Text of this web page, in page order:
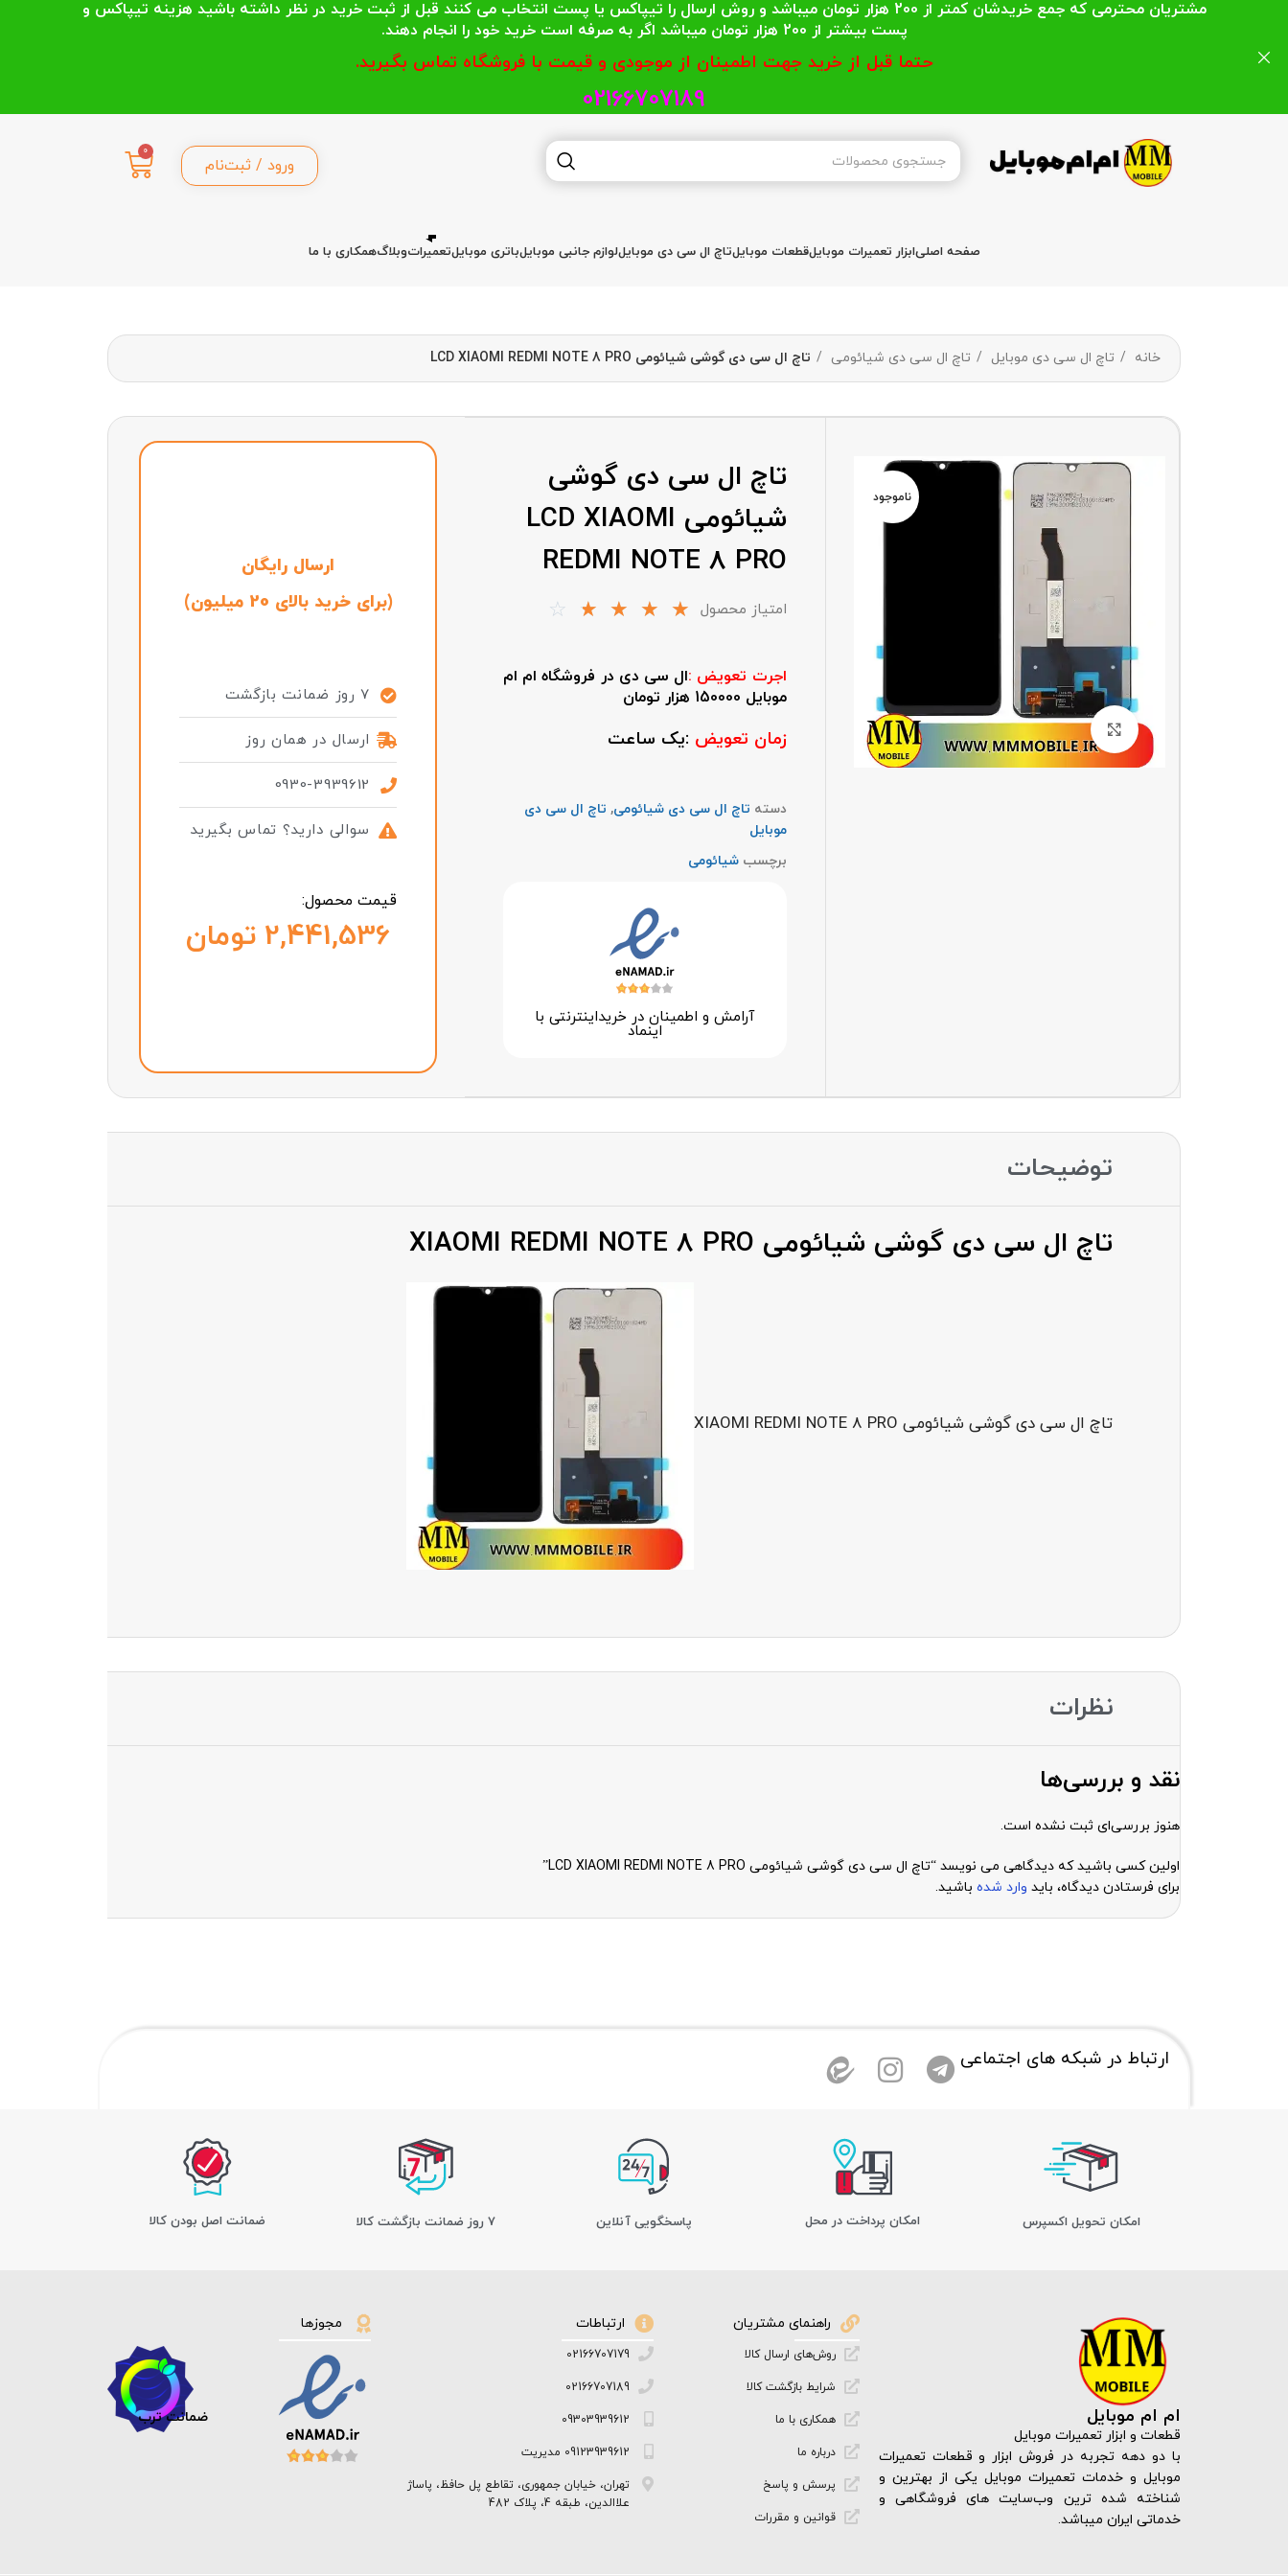
ورود / ثبت‌نام
0
صفحه اصلیابزار تعمیرات موبایلقطعات موبایلتاچ ال سی دی موبایللوازم جانبی موبایلباتری موبایلتعمیراتوبلاگهمکاری با ما
خانه تاچ ال سی دی موبایل تاچ ال سی دی شیائومی تاچ ال سی دی گوشی شیائومی LCD XIAOMI REDMI NOTE 8 PRO
ناموجو
ناموجود
بزرگنمایی تصویر
تاچ ال سی دی گوشی
شیائومی LCD XIAOMI
REDMI NOTE 8 PRO
امتیاز محصول ☆
☆
☆
☆
☆
اجرت تعویض :ال سی دی در فروشگاه ام ام
موبایل 150000 هزار تومان
زمان تعویض :یک ساعت
دسته تاچ ال سی دی شیائومی, تاچ ال سی دی
موبایل
برچسب شیائومی
آرامش و اطمینان در خرید‌اینترنتی با
اینماد
ارسال رایگان
(برای خرید بالای 20 میلیون)
7 روز ضمانت بازگشت
ارسال در همان روز
0930-3939612
سوالی دارید؟ تماس بگیرید
قیمت محصول:
تومان
توضیحات
تاچ ال سی دی گوشی شیائومی XIAOMI REDMI NOTE 8 PRO
تاچ ال سی دی گوشی شیائومی XIAOMI REDMI NOTE 8 PRO
نظرات
نقد و بررسی‌ها
هنوز بررسی‌ای ثبت نشده است.
اولین کسی باشید که دیدگاهی می نویسد “تاچ ال سی دی گوشی شیائومی LCD XIAOMI REDMI NOTE 8 PRO”
برای فرستادن دیدگاه، باید وارد شده باشید.
ارتباط در شبکه های اجتماعی
اﻣﮑﺎن ﺗﺤﻮﯾﻞ اﮐﺴﭙﺮس امکان پرداخت در محل پاسخگویی آنلاین 7 روز ضمانت بازگشت کالا ﺿﻤﺎﻧﺖ اﺻﻞ ﺑﻮدن ﮐﺎﻟﺎ
ام ام موبایل
قطعات و ابزار تعمیرات موبایل
با دو دهه تجربه در فروش ابزار و قطعات تعمیرات
موبایل و خدمات تعمیرات موبایل یکی از بهترین و
شناخته شده ترین وب‌سایت های فروشگاهی و
خدماتی ایران میباشد.
راهنمای مشتریان
روش‌های ارسال کالا
شرایط بازگشت کالا
همکاری با ما
درباره ما
پرسش و پاسخ
قوانین و مقررات
ارتباطات
02166707179
02166707189
09303939612
09123939612 مدیریت
تهران، خیابان جمهوری، تقاطع پل حافظ، پاساژ
علاالدین، طبقه 4، پلاک 482
مجوزها
ضمانت ترب
مشتریان محترمی که جمع خریدشان کمتر از 200 هزار تومان میباشد و روش ارسال را تیپاکس یا پست انتخاب می کنند قبل از ثبت خرید در نظر داشته باشید هزینه تیپاکس و
پست بیشتر از 200 هزار تومان میباشد اگر به صرفه است خرید خود را انجام دهند.
حتما قبل از خرید جهت اطمینان از موجودی و قیمت با فروشگاه تماس بگیرید.
02166707189